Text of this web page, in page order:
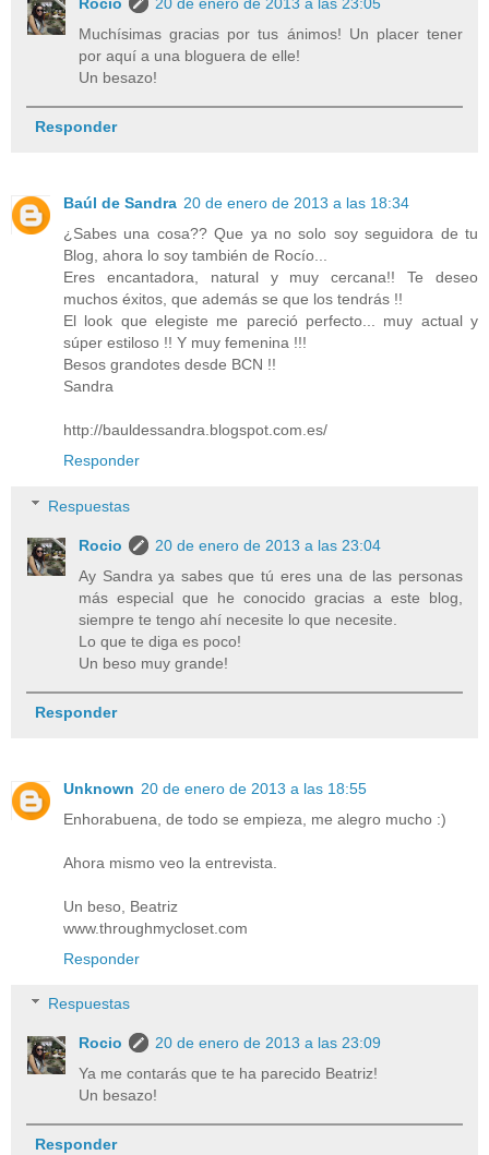
Muchísimas gracias por tus ánimos! Un placer tener
por aquí a una bloguera de elle!
Un besazo!
Responder
Baúl de Sandra 20 de enero de 2013 a las 18:34
¿Sabes una cosa?? Que ya no solo soy seguidora de tu
Blog, ahora lo soy también de Rocío...
Eres encantadora, natural y muy cercana!! Te deseo
muchos éxitos, que además se que los tendrás !!
El look que elegiste me pareció perfecto... muy actual y
súper estiloso !! Y muy femenina !!!
Besos grandotes desde BCN !!
Sandra
http://bauldessandra.blogspot.com.es/
Responder
Respuestas
Rocio
20 de enero de 2013 a las 23:04
Ay Sandra ya sabes que tú eres una de las personas
más especial que he conocido gracias a este blog,
siempre te tengo ahí necesite lo que necesite.
Lo que te diga es poco!
Un beso muy grande!
Responder
Unknown 20 de enero de 2013 a las 18:55
Enhorabuena, de todo se empieza, me alegro mucho :)
Ahora mismo veo la entrevista.
Un beso, Beatriz
www.throughmycloset.com
Responder
Respuestas
Rocio
20 de enero de 2013 a las 23:09
Ya me contarás que te ha parecido Beatriz!
Un besazo!
Responder